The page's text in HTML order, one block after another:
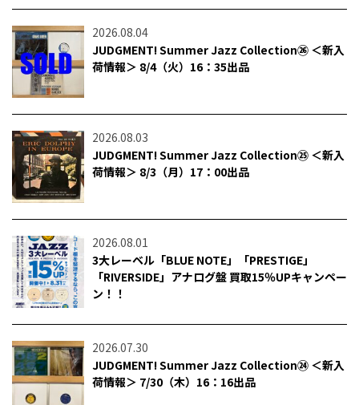
2026.08.04
JUDGMENT! Summer Jazz Collection㉖ ＜新入
荷情報＞ 8/4（火）16：35出品
2026.08.03
JUDGMENT! Summer Jazz Collection㉕ ＜新入
荷情報＞ 8/3（月）17：00出品
2026.08.01
3大レーベル「BLUE NOTE」「PRESTIGE」
「RIVERSIDE」アナログ盤 買取15％UPキャンペー
ン！！
2026.07.30
JUDGMENT! Summer Jazz Collection㉔ ＜新入
荷情報＞ 7/30（木）16：16出品